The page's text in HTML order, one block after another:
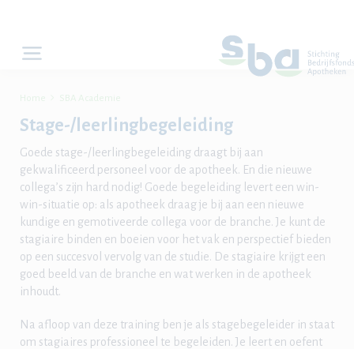
Home SBA Academie
Stage-/leerlingbegeleiding
Goede stage-/leerlingbegeleiding draagt bij aan
gekwalificeerd personeel voor de apotheek. En die nieuwe
collega’s zijn hard nodig! Goede begeleiding levert een win-
win-situatie op: als apotheek draag je bij aan een nieuwe
kundige en gemotiveerde collega voor de branche. Je kunt de
stagiaire binden en boeien voor het vak en perspectief bieden
op een succesvol vervolg van de studie. De stagiaire krijgt een
goed beeld van de branche en wat werken in de apotheek
inhoudt.
Na afloop van deze training ben je als stagebegeleider in staat
om stagiaires professioneel te begeleiden. Je leert en oefent